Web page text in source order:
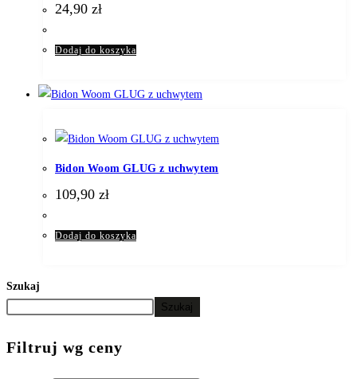
24,90 zł
Dodaj do koszyka
Bidon Woom GLUG z uchwytem
109,90 zł
Dodaj do koszyka
Szukaj
Szukaj
Filtruj wg ceny